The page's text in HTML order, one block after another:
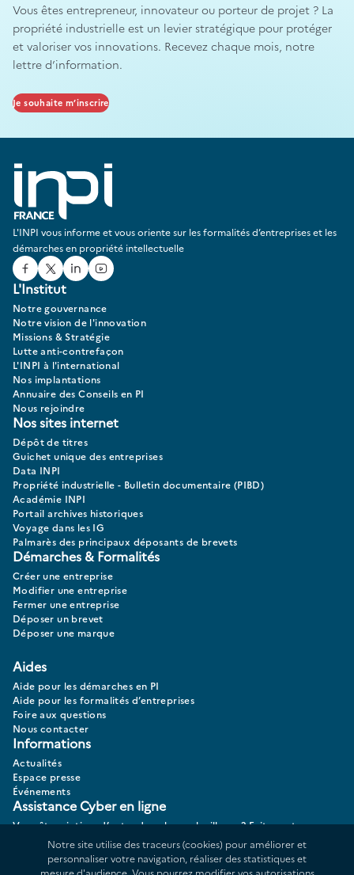
Vous êtes entrepreneur, innovateur ou porteur de projet ? La
propriété industrielle est un levier stratégique pour protéger
et valoriser vos innovations. Recevez chaque mois, notre
lettre d’information.
Je souhaite m’inscrire
L'INPI vous informe et vous oriente sur les formalités d’entreprises et les
démarches en propriété intellectuelle
Facebook
TwitterLinked In
Youtube
L'Institut
Notre gouvernance
Notre vision de l'innovation
Missions & Stratégie
Lutte anti-contrefaçon
L'INPI à l'international
Nos implantations
Annuaire des Conseils en PI
Nous rejoindre
Nos sites internet
Dépôt de titres
Guichet unique des entreprises
Data INPI
Propriété industrielle - Bulletin documentaire (PIBD)
Académie INPI
Portail archives historiques
Voyage dans les IG
Palmarès des principaux déposants de brevets
Démarches & Formalités
Créer une entreprise
Modifier une entreprise
Fermer une entreprise
Déposer un brevet
Déposer une marque
Aides
Aide pour les démarches en PI
Aide pour les formalités d’entreprises
Foire aux questions
Nous contacter
Informations
Actualités
Espace presse
Événements
Assistance Cyber en ligne
Vous êtes victime d’actes de cybermalveillance? Faites votre
Notre site utilise des traceurs (cookies) pour améliorer et
personnaliser votre navigation, réaliser des statistiques et
mesure d'audience. Vous pourrez modifier vos autorisations